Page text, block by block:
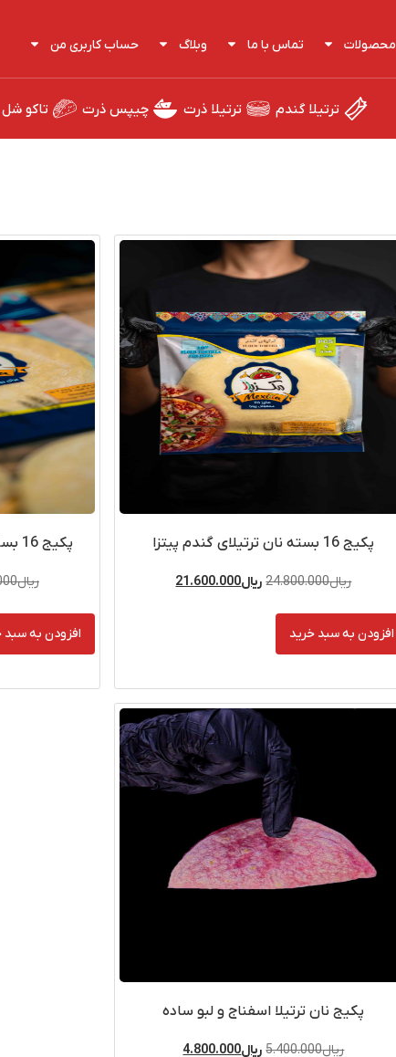
محصولات تماس با ما وبلاگ حساب کاربری من
ترتیلا گندم ترتیلا ذرت چیپس ذرت تاکو شل
پکیج 16 بسته نان ترتیلای گندم پیتزا
ریال24.800.000 ریال21.600.000
افزودن به سبد خرید
پکیج 16 بسته نان ترتیلای گندم سایز 25
ریال
افزودن به سبد
پکیج نان ترتیلا اسفناج و لبو ساده
ریال5.400.000 ریال4.800.000